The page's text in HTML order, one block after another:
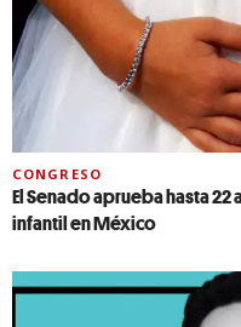
CONGRESO
El Senado aprueba hasta
infantil en México